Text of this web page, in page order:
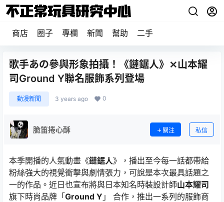
商店 圈子 專欄 新聞 幫助 二手
歌手あの參與形象拍攝！《鏈鋸人》⨯山本耀
司Ground Y聯名服飾系列登場
動漫新聞 3 years ago 0
脆笛捲心酥 關注 私信
本季開播的人氣動畫《鏈鋸人》，播出至今每一話都帶給
粉絲強大的視覺衝擊與劇情張力，可說是本次最具話題之
一的作品。近日也宣布將與日本知名時裝設計師山本耀司
旗下時尚品牌「Ground Y 」 合作，推出一系列的服飾商